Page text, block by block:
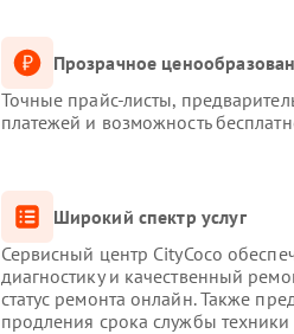
Прозрачное
Точные прайс-листы,
платежей и возможность
Широкий спектр услуг
Сервисный центр CityCoco
диагностику и качественный
статус ремонта онлайн. Также
продления срока службы техники